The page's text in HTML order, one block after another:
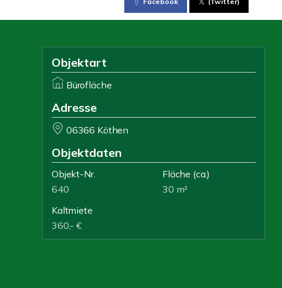
Objektart
Bürofläche
Adresse
06366 Köthen
Objektdaten
Objekt-Nr.
640
Fläche (ca.)
30 m²
Kaltmiete
360,- €